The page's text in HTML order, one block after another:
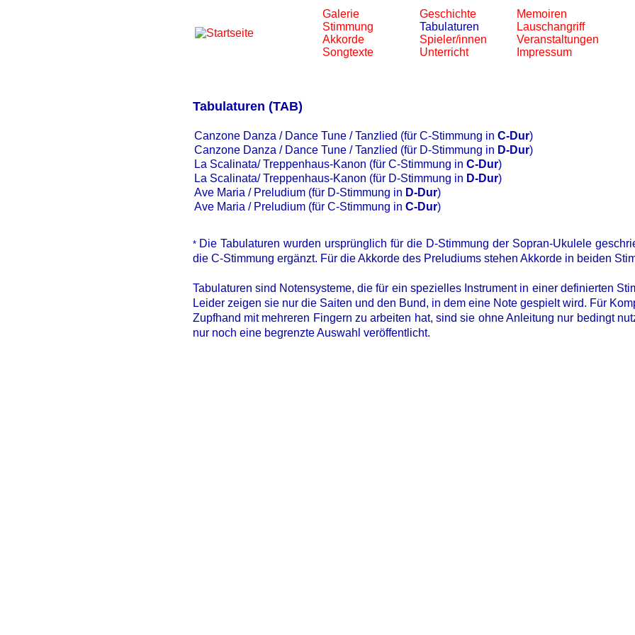
Galerie
Stimmung
Akkorde
Songtexte
Geschichte
Tabulaturen
Spieler/innen
Unterricht
Memoiren
Lauschangriff
Veranstaltungen
Impressum
Tabulaturen (TAB)
Canzone Danza / Dance Tune / Tanzlied (für C-Stimmung in C-Dur)
Canzone Danza / Dance Tune / Tanzlied (für D-Stimmung in D-Dur)
La Scalinata/ Treppenhaus-Kanon (für C-Stimmung in C-Dur)
La Scalinata/ Treppenhaus-Kanon (für D-Stimmung in D-Dur)
Ave Maria / Preludium (für D-Stimmung in D-Dur)
Ave Maria / Preludium (für C-Stimmung in C-Dur)
*Die Tabulaturen wurden ursprünglich für die D-Stimmung der Sopran-Ukulele
die C-Stimmung ergänzt. Für die Akkorde des Preludiums stehen Akkorde in beiden
Tabulaturen sind Notensysteme, die für ein spezielles Instrument in einer definierten
Leider zeigen sie nur die Saiten und den Bund, in dem eine Note gespielt wird. Für
Zupfhand mit mehreren Fingern zu arbeiten hat, sind sie ohne Anleitung nur bedingt
nur noch eine begrenzte Auswahl veröffentlicht.